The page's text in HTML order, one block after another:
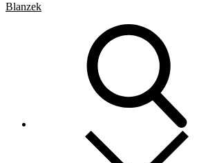
Blanzek